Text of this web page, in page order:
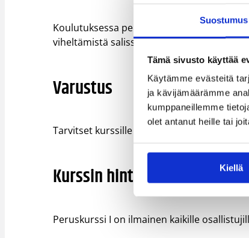
Suostumus
Tämä sivusto käyttää
Käytämme evästeitä
ja kävijämäärämme
kumppaneillemme
olet antanut heille tai
Kiellä
Koulutuksessa perehdytään
viheltämistä salissa.
Varustus
Tarvitset kurssille muistiinpanovälineet ja
Kurssin hinta
Peruskurssi I on ilmainen kaikille